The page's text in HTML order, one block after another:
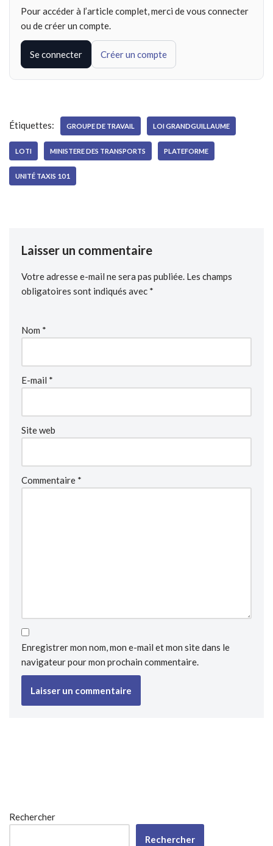
Pour accéder à l’article complet, merci de vous connecter
ou de créer un compte.
Se connecter Créer un compte
Étiquettes: GROUPE DE TRAVAIL LOI GRANDGUILLAUME
LOTI MINISTERE DES TRANSPORTS PLATEFORME
UNITÉ TAXIS 101
Laisser un commentaire
Votre adresse e-mail ne sera pas publiée. Les champs
obligatoires sont indiqués avec *
Nom *
E-mail *
Site web
Commentaire *
Enregistrer mon nom, mon e-mail et mon site dans le
navigateur pour mon prochain commentaire.
Rechercher
Rechercher